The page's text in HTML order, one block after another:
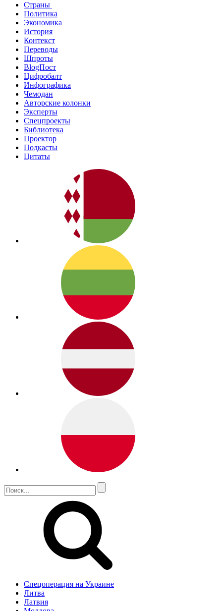
Страны
Политика
Экономика
История
Контекст
Переводы
Шпроты
BlogПост
Цифробалт
Инфографика
Чемодан
Авторские колонки
Эксперты
Спецпроекты
Библиотека
Проектор
Подкасты
Цитаты
Спецоперация на Украине
Литва
Латвия